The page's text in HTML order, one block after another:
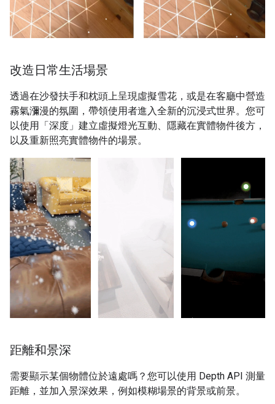
改造日常生活場景
透過在沙發扶手和枕頭上呈現虛擬雪花，或是在客廳中營造
霧氣瀰漫的氛圍，帶領使用者進入全新的沉浸式世界。您可
以使用「深度」建立虛擬燈光互動、隱藏在實體物件後方，
以及重新照亮實體物件的場景。
距離和景深
需要顯示某個物體位於遠處嗎？您可以使用 Depth API 測量
距離，並加入景深效果，例如模糊場景的背景或前景。